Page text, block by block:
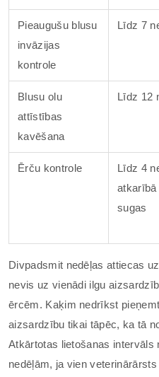
Pieaugušu blusu
invāzijas
kontrole
Līdz 7
Blusu olu
attīstības
kavēšana
Līdz 12
Ērču kontrole
Līdz 4
atkarībā
sugas
Divpadsmit nedēļas attiecas
nevis uz vienādi ilgu
ērcēm. Kaķim nedrīkst
aizsardzību tikai tāpēc, ka tā
Atkārtotas lietošanas
nedēļām, ja vien